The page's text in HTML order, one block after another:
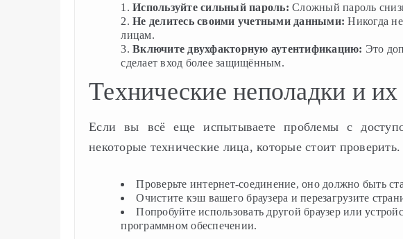
Используйте сильный пароль: Сложный пароль
Не делитесь своими учетными данными: Никогда
лицам.
Включите двухфакторную аутентификацию: Это
сделает вход более защищённым.
Технические неполадки и
Если вы всё еще испытываете проблемы с
некоторые технические лица, которые стоит
Проверьте интернет-соединение, оно должно быть
Очистите кэш вашего браузера и перезагрузите
Попробуйте использовать другой браузер или
программном обеспечении.